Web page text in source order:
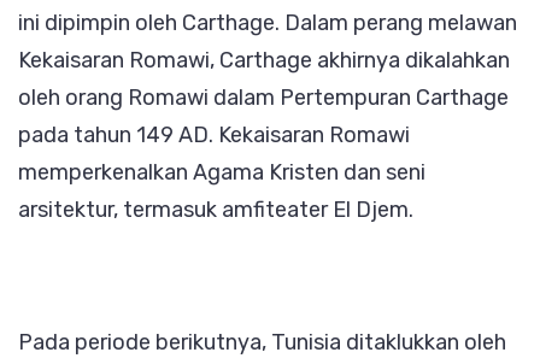
ini dipimpin oleh Carthage. Dalam perang melawan
Kekaisaran Romawi, Carthage akhirnya dikalahkan
oleh orang Romawi dalam Pertempuran Carthage
pada tahun 149 AD. Kekaisaran Romawi
memperkenalkan Agama Kristen dan seni
arsitektur, termasuk amfiteater El Djem.
Pada periode berikutnya, Tunisia ditaklukkan oleh